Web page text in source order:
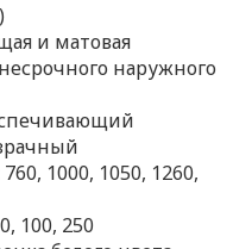
и матовая
наружного
1000, 1050, 1260,
100, 250